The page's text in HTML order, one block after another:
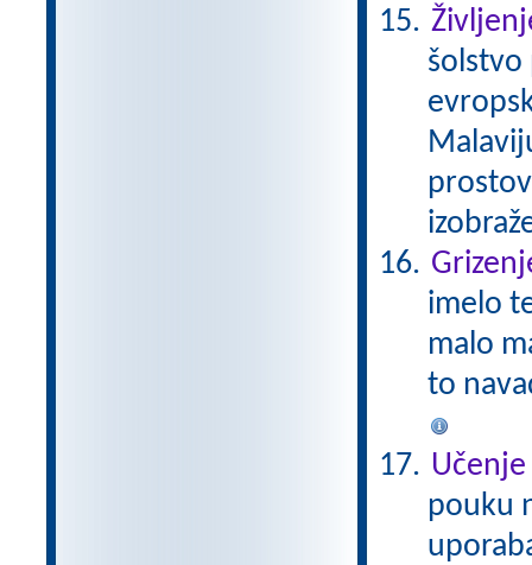
šolstvo
imelo
malo
to
pouku